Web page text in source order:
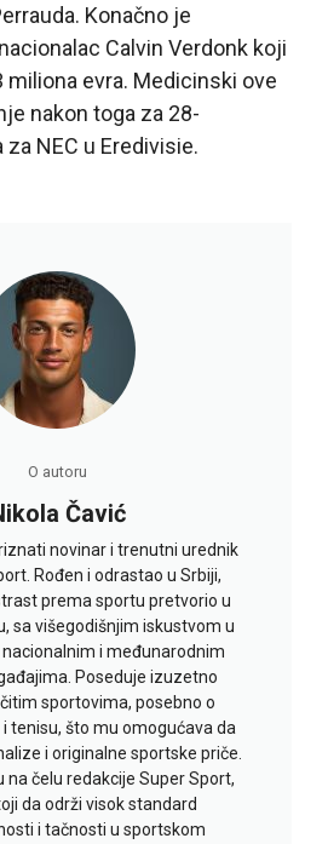
Konačno je
Calvin Verdonk koji
miliona evra. Medicinski ove
nakon toga za 28-
NEC u Eredivisie.
O autoru
Čavić
novinar i trenutni urednik
Rođen i odrastao u Srbiji,
prema sportu pretvorio u
sa višegodišnjim iskustvom u
i međunarodnim
Poseduje izuzetno
sportovima, posebno o
tenisu, što mu omogućava da
i originalne sportske priče.
na čelu redakcije Super Sport,
da održi visok standard
i tačnosti u sportskom